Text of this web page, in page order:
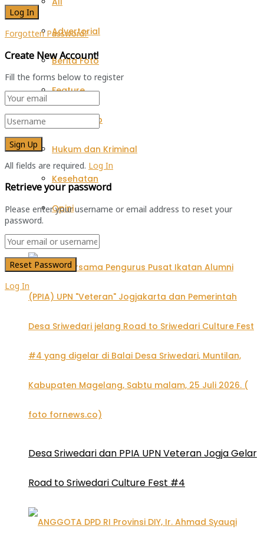
Advertorial
Berita Foto
Feature
Gaya Hidup
Hukum dan Kriminal
Kesehatan
Opini
Peristiwa
Desa Sriwedari dan PPIA UPN Veteran Jogja Gelar
Road to Sriwedari Culture Fest #4
Forgotten Password?
Create New Account!
Fill the forms below to register
All fields are required. Log In
Retrieve your password
Please enter your username or email address to reset your
password.
Log In